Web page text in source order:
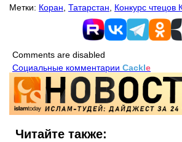
Метки: Коран Татарстан Конкурс чтецов
Comments are disabled
Социальные комментарии Cackle
Читайте также: